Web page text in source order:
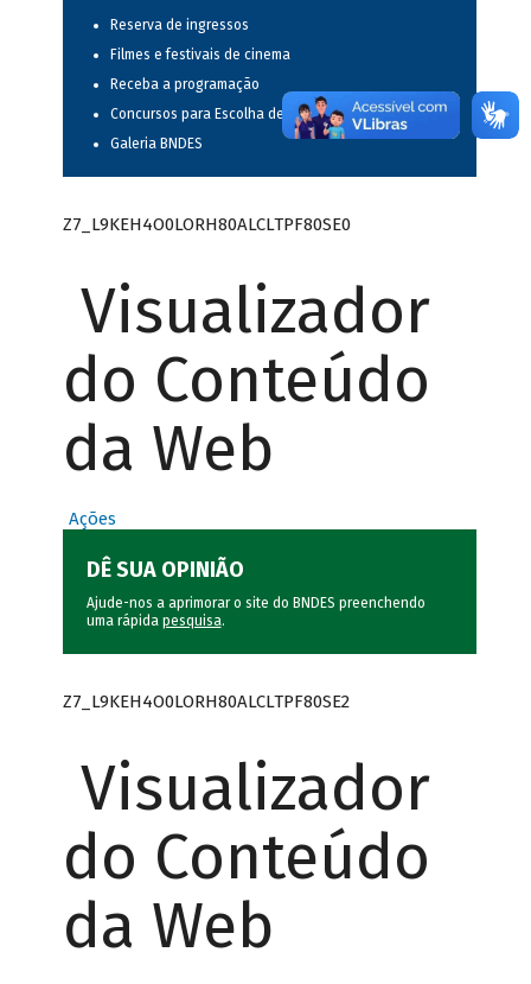
Reserva de ingressos
Filmes e festivais de cinema
Receba a programação
Concursos para Escolha de Espetáculos Musicais
Galeria BNDES
Z7_L9KEH4O0LORH80ALCLTPF80SE0
Visualizador
do Conteúdo
da Web
Ações
DÊ SUA OPINIÃO
Ajude-nos a aprimorar o site do BNDES preenchendo
uma rápida pesquisa.
Z7_L9KEH4O0LORH80ALCLTPF80SE2
Visualizador
do Conteúdo
da Web